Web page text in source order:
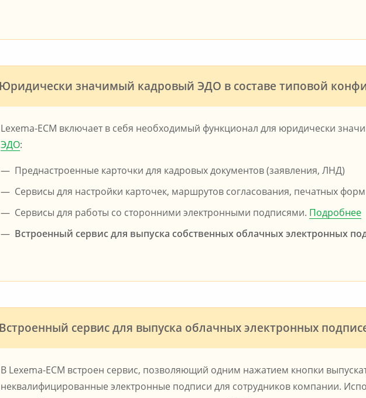
Юридически значимый кадровый ЭДО в составе типовой
Lexema-ECM включает в себя необходимый функционал для юридически
ЭДО:
Преднастроенные карточки для кадровых документов (заявления, ЛНД)
Сервисы для настройки карточек, маршрутов согласования, печатных форм
Сервисы для работы со сторонними электронными подписями. Подробнее
Встроенный сервис для выпуска собственных облачных электронных
Встроенный сервис для выпуска облачных электронных
В Lexema-ECM встроен сервис, позволяющий одним нажатием кнопки
неквалифицированные электронные подписи для сотрудников компании.